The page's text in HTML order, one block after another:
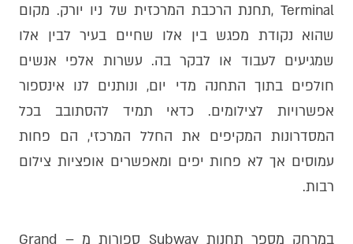
Terminal ,תחנת הרכבת המרכזית של ניו יורק. מקום
שהוא נקודת מפגש בין אלו שחיים בעיר לבין אלו
שמגיעים לעבוד או לבקר בה. עשרות אלפי אנשים
חולפים בתוך התחנה מדי יום, ונותנים לנו אינספור
אפשרויות לצילומים. כדאי תמיד להסתובב בכל
המסדרונות המקיפים את החלל המרכזי, הם פחות
עמוסים אך לא פחות יפים ומאפשרים אופציות צילום
רבות.
במרחק מספר תחנות Subway ספורות מ – Grand